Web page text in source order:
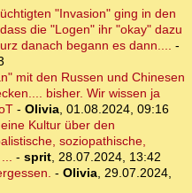
"Invasion" ging in den
die "Logen" ihr "okay" dazu
danach begann es dann.... -
mit den Russen und Chinesen
bisher. Wir wissen ja
- Olivia, 01.08.2024, 09:16
Kultur über den
soziopathische,
- sprit, 28.07.2024, 13:42
- Olivia, 29.07.2024,